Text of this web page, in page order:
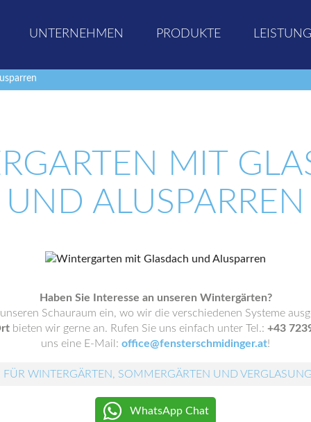
UNTERNEHMEN PRODUKTE
MIT
UND ALUSPARREN
Haben Sie Interesse an unseren Wintergärten?
Schauraum ein, wo wir die verschiedenen Systeme
bieten wir gerne an. Rufen Sie uns einfach unter Tel.: +43
uns eine E-Mail: office@fensterschmidinger.at!
WINTERGÄRTEN, SOMMERGÄRTEN UND
WhatsApp Chat